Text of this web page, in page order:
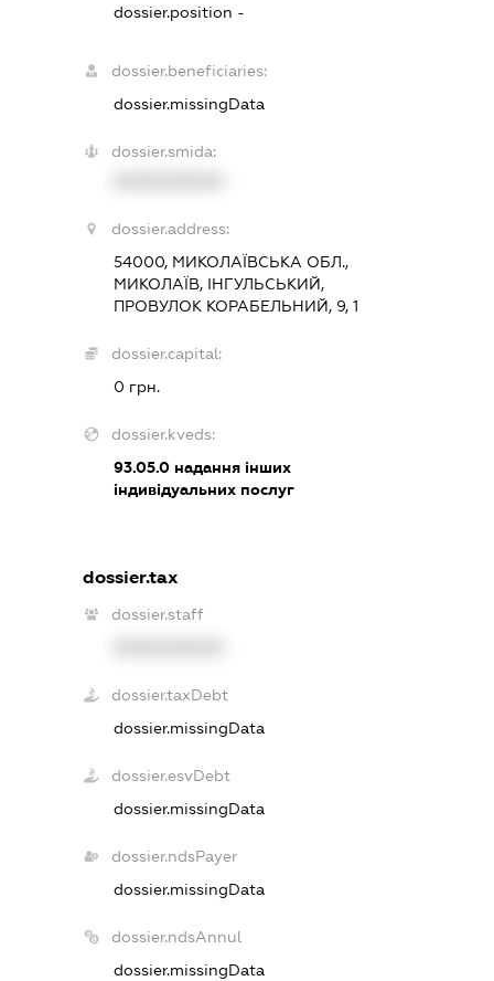
dossier.position -
dossier.beneficiaries:
dossier.missingData
dossier.smida:
dossier.address:
54000, МИКОЛАЇВСЬКА ОБЛ.,
МИКОЛАЇВ, ІНГУЛЬСЬКИЙ,
ПРОВУЛОК КОРАБЕЛЬНИЙ, 9, 1
dossier.capital:
0 грн.
dossier.kveds:
93.05.0надання інших
індивідуальних послуг
dossier.tax
dossier.staff
dossier.taxDebt
dossier.missingData
dossier.esvDebt
dossier.missingData
dossier.ndsPayer
dossier.missingData
dossier.ndsAnnul
dossier.missingData